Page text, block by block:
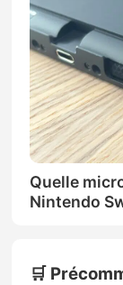
Quelle
Nintendo
🛒